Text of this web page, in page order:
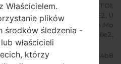
Movistar, TIGO, ETB, EXITO1,
UFF1, UFF2, U NE1, UNE2, U
UNE4, Virgin Mobile1, Virgin Mo
bile2,
plików
środków śledzenia -
właścicieli
którzy